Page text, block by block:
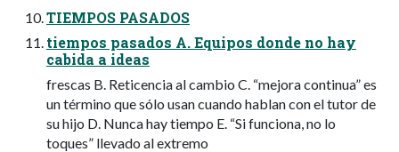
TIEMPOS PASADOS
tiempos pasados A. Equipos donde no hay
cabida a ideas
frescas B. Reticencia al cambio C. “mejora continua” es
un término que sólo usan cuando hablan con el tutor de
su hijo D. Nunca hay tiempo E. “Si funciona, no lo
toques” llevado al extremo